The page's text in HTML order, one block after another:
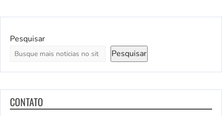
Pesquisar
Pesquisar
CONTATO